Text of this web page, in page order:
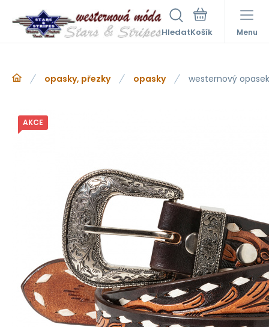
Hledat Menu
opasky, přezky opasky westernový
AKCE